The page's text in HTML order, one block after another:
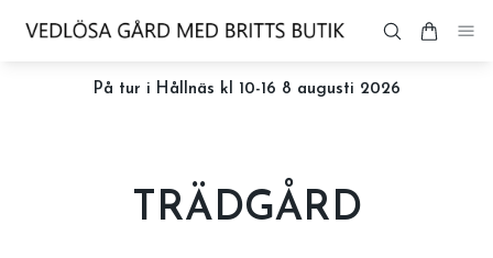
På tur i Hållnäs kl 10-16 8 augusti 2026
TRÄDGÅRD